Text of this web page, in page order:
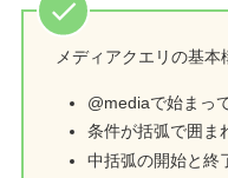
メディアクエリの基本
@mediaで始まっ
条件が括弧で囲ま
中括弧の開始と終